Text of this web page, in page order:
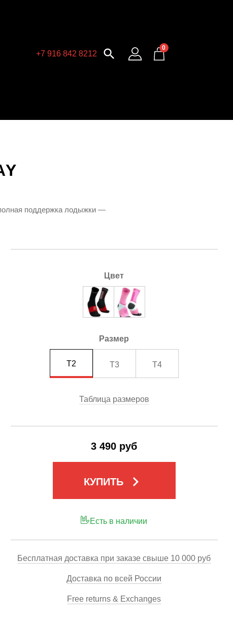
+7 916 842 8212  0
поддержка лодыжки —
Цвет
Размер
T2 T3 T4
Таблица размеров
3 490 руб
КУПИТЬ keyboard_arrow_right
Есть в наличии
Бесплатная доставка при заказе свыше 10 000 руб
Доставка по всей России
Free returns & Exchanges